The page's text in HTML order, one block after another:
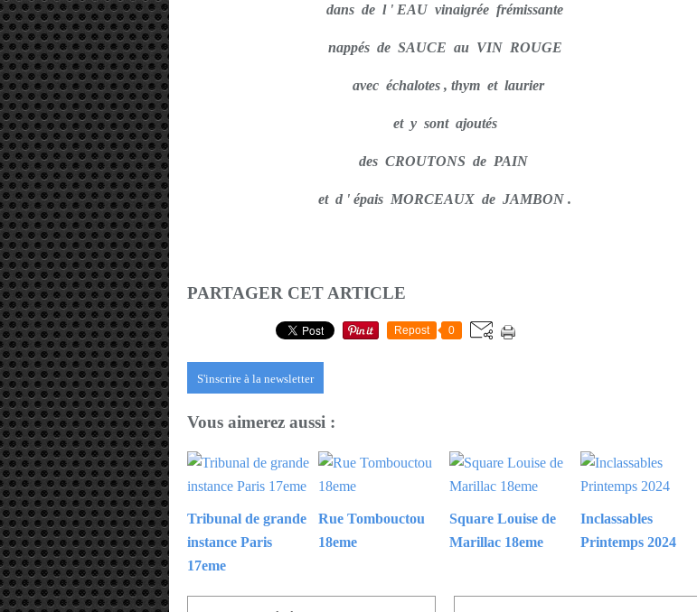
dans de l ' EAU vinaigrée frémissante
nappés de SAUCE au VIN ROUGE
avec échalotes , thym et laurier
et y sont ajoutés
des CROUTONS de PAIN
et d ' épais MORCEAUX de JAMBON .
PARTAGER CET ARTICLE
Repost 0
S'inscrire à la newsletter
Vous aimerez aussi :
Tribunal de grande
instance Paris
17eme
Rue Tombouctou
18eme
Square Louise de
Marillac 18eme
Inclassables
Printemps 2024